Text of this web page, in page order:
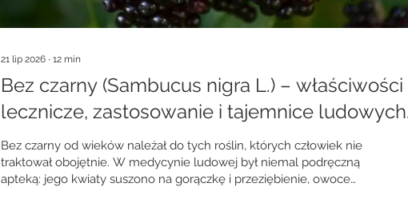
21 lip 2026 ∙ 12 min
Bez czarny (Sambucus nigra L.) – właściwości
lecznicze, zastosowanie i tajemnice ludowych
wierzeń
Bez czarny od wieków należał do tych roślin, których człowiek nie
traktował obojętnie. W medycynie ludowej był niemal podręczną
apteką: jego kwiaty suszono na gorączkę i przeziębienie, owoce